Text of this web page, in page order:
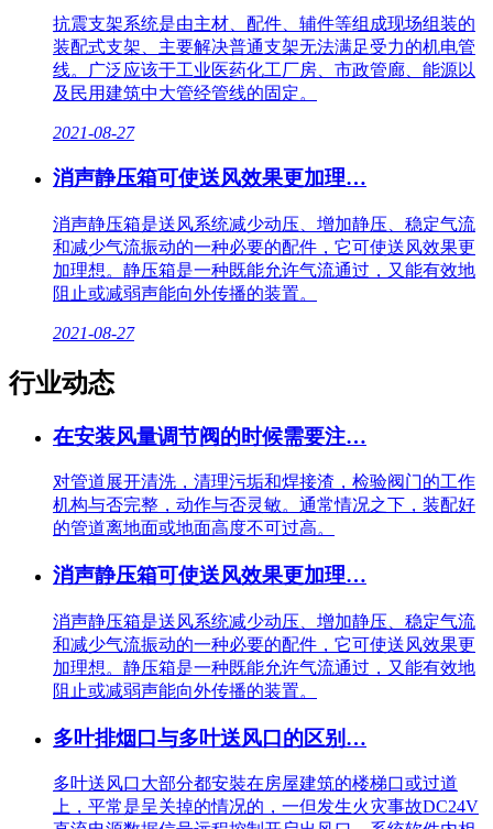
抗震支架系统是由主材、配件、辅件等组成现场组装的
装配式支架、主要解决普通支架无法满足受力的机电管
线。广泛应该于工业医药化工厂房、市政管廊、能源以
及民用建筑中大管经管线的固定。
2021-08-27
消声静压箱可使送风效果更加理…
消声静压箱是送风系统减少动压、增加静压、稳定气流
和减少气流振动的一种必要的配件，它可使送风效果更
加理想。静压箱是一种既能允许气流通过，又能有效地
阻止或减弱声能向外传播的装置。
2021-08-27
行业动态
在安装风量调节阀的时候需要注…
对管道展开清洗，清理污垢和焊接渣，检验阀门的工作
机构与否完整，动作与否灵敏。通常情况之下，装配好
的管道离地面或地面高度不可过高。
消声静压箱可使送风效果更加理…
消声静压箱是送风系统减少动压、增加静压、稳定气流
和减少气流振动的一种必要的配件，它可使送风效果更
加理想。静压箱是一种既能允许气流通过，又能有效地
阻止或减弱声能向外传播的装置。
多叶排烟口与多叶送风口的区别…
多叶送风口大部分都安裝在房屋建筑的楼梯口或过道
上，平常是呈关掉的情况的，一但发生火灾事故DC24V